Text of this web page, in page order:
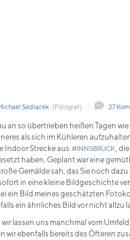
Sedlacek (Fotograf) 27
an so übertrieben heißen Tagen
als sich im Kühleren
Indoor Strecke aus #INNSBRUCK ,
haben. Geplant war eine
Gemälde sah, das Sie noch
in eine kleine Bildgeschichte
ein Bild meines geschätzten
ein ähnliches Bild vor nicht allzu
lassen uns manchmal vom
wir ebenfalls bereits des Öfteren